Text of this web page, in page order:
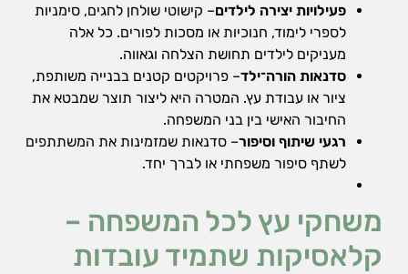
פעילויות יצירה לילדים– קישוטי שולחן לחגים, סימניות
לספרי לימוד, חנוכיות או מסכות לפורים. כל אלה
מעניקים לילדים תחושת הצלחה וגאווה.
סדנאות הורה־ילד– פרויקטים קטנים בבנייה משותפת,
ציור או עבודת עץ. המטרה היא ליצור תוצר שמבטא את
החיבור האישי בין בני המשפחה.
רגעי שיתוף וסיפור– סדנאות שמזמינות את המשתתפים
לשתף סיפור משפחתי או לברך יחד.
משחקי עץ לכל המשפחה –
קלאסיקות שתמיד עובדות